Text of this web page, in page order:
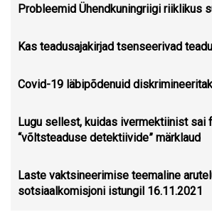
Probleemid Ühendkuningriigi riiklikus
Kas teadusajakirjad tsenseerivad
Covid-19 läbipõdenuid
Lugu sellest, kuidas ivermektiinist sai
“võltsteaduse detektiivide” märklaud
Laste vaktsineerimise teemaline
sotsiaalkomisjoni istungil 16.11.2021